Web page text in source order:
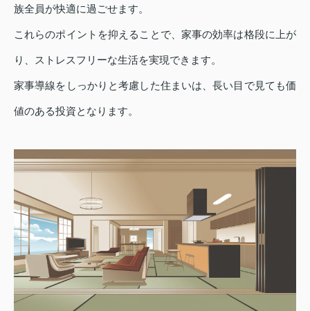
族全員が快適に過ごせます。
これらのポイントを抑えることで、家事の効率は格段に上が
り、ストレスフリーな生活を実現できます。
家事導線をしっかりと考慮した住まいは、長い目で見ても価
値のある投資となります。